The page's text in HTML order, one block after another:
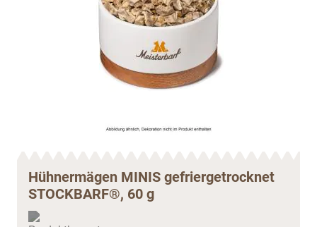
Hühnermägen MINIS gefriergetrocknet
STOCKBARF®, 60 g